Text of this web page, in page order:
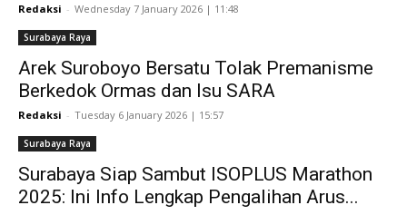
Redaksi - Wednesday 7 January 2026 | 11:48
Surabaya Raya
Arek Suroboyo Bersatu Tolak Premanisme
Berkedok Ormas dan Isu SARA
Redaksi - Tuesday 6 January 2026 | 15:57
Surabaya Raya
Surabaya Siap Sambut ISOPLUS Marathon
2025: Ini Info Lengkap Pengalihan Arus...